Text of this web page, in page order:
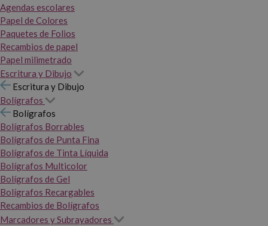
Agendas escolares
Papel de Colores
Paquetes de Folios
Recambios de papel
Papel milimetrado
Escritura y Dibujo
Escritura y Dibujo
Bolígrafos
Bolígrafos
Bolígrafos Borrables
Bolígrafos de Punta Fina
Bolígrafos de Tinta Líquida
Bolígrafos Multicolor
Bolígrafos de Gel
Bolígrafos Recargables
Recambios de Bolígrafos
Marcadores y Subrayadores